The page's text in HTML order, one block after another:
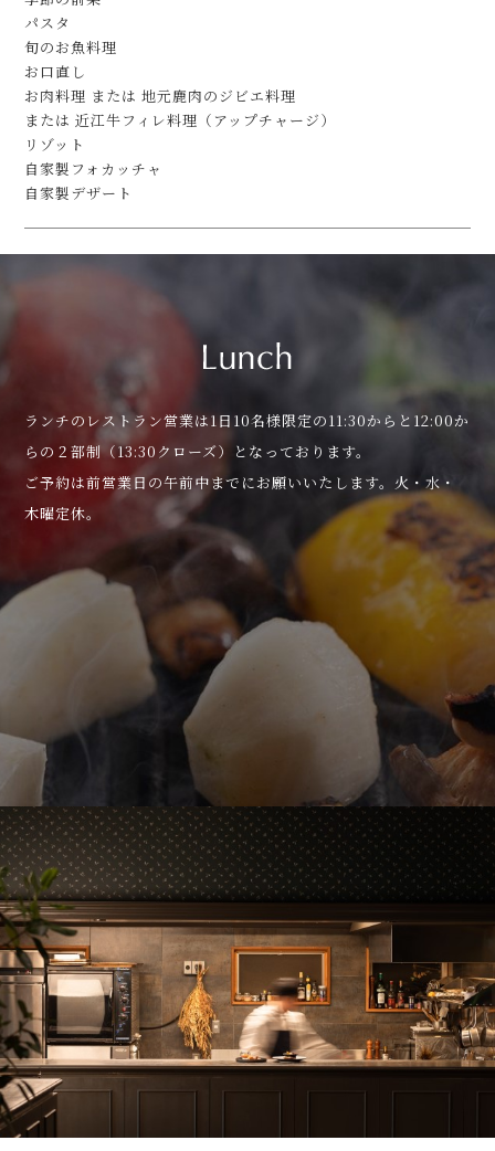
パスタ
旬のお魚料理
お口直し
お肉料理 または 地元鹿肉のジビエ料理
または 近江牛フィレ料理（アップチャージ）
リゾット
自家製フォカッチャ
自家製デザート
ランチのレストラン営業は1日10名様限定の11:30からと12:00か
らの２部制（13:30クローズ）となっております。
ご予約は前営業日の午前中までにお願いいたします。火・水・
木曜定休。